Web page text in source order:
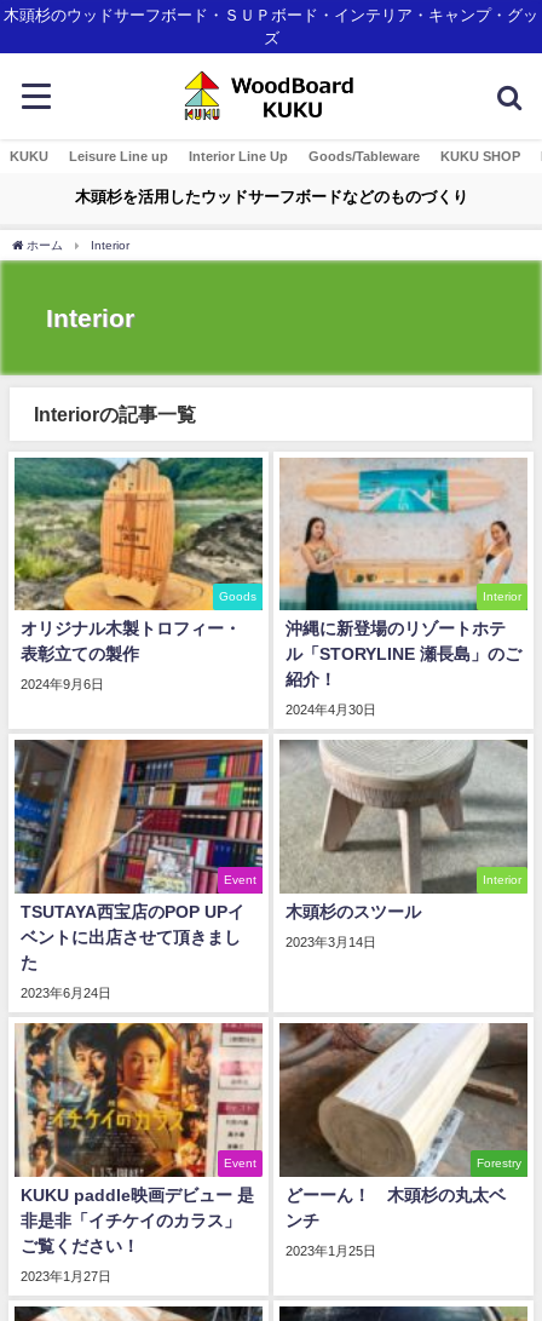
木頭杉のウッドサーフボード・ＳＵＰボード・インテリア・キャンプ・グッ
ズ
KUKU Leisure Line up Interior Line Up Goods/Tableware KUKU SHOP
木頭杉を活用したウッドサーフボードなどのものづくり
ホーム Interior
Interior
Interiorの記事一覧
Goods
オリジナル木製トロフィー・
表彰立ての製作
2024年9月6日
Interior
沖縄に新登場のリゾートホテ
ル「STORYLINE 瀬長島」のご
紹介！
2024年4月30日
Event
TSUTAYA西宝店のPOP UPイ
ベントに出店させて頂きまし
た
2023年6月24日
Interior
木頭杉のスツール
2023年3月14日
Event
KUKU paddle映画デビュー 是
非是非「イチケイのカラス」
ご覧ください！
2023年1月27日
Forestry
どーーん！ 木頭杉の丸太ベ
ンチ
2023年1月25日